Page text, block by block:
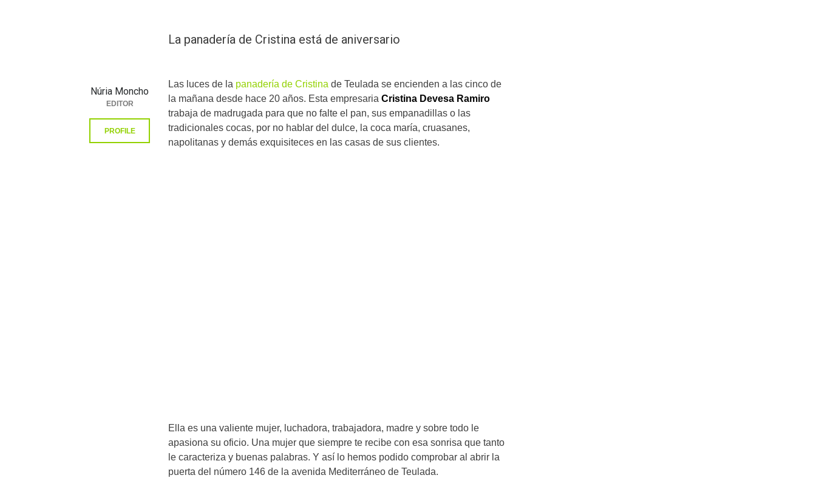
La panadería de Cristina está de aniversario
Las luces de la panadería de Cristina de Teulada se encienden a las cinco de
la mañana desde hace 20 años. Esta empresaria Cristina Devesa Ramiro
trabaja de madrugada para que no falte el pan, sus empanadillas o las
tradicionales cocas, por no hablar del dulce, la coca maría, cruasanes,
napolitanas y demás exquisiteces en las casas de sus clientes.
Ella es una valiente mujer, luchadora, trabajadora, madre y sobre todo le
apasiona su oficio. Una mujer que siempre te recibe con esa sonrisa que tanto
le caracteriza y buenas palabras. Y así lo hemos podido comprobar al abrir la
puerta del número 146 de la avenida Mediterráneo de Teulada.
Núria Moncho
EDITOR
PROFILE